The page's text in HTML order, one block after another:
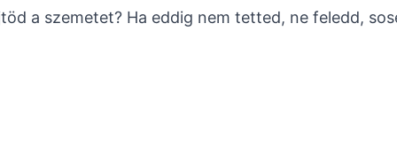
a szemetet? Ha eddig nem tetted, ne feledd,